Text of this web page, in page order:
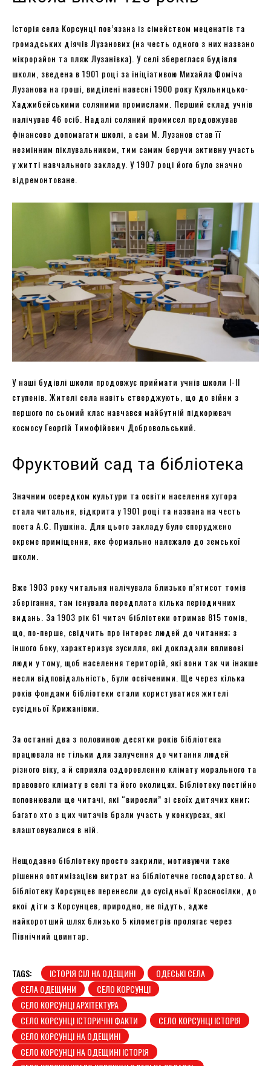
Історія села Корсунці пов’язана із сімейством меценатів та
громадських діячів Лузанових (на честь одного з них названо
мікрорайон та пляж Лузанівка). У селі збереглася будівля
школи, зведена в 1901 році за ініціативою Михайла Фоміча
Лузанова на гроші, виділені навесні 1900 року Куяльницько-
Хаджибейськими соляними промислами. Перший склад учнів
налічував 46 осіб. Надалі соляний промисел продовжував
фінансово допомагати школі, а сам М. Лузанов став її
незмінним піклувальником, тим самим беручи активну участь
у житті навчального закладу. У 1907 році його було значно
відремонтоване.
У наші будівлі школи продовжує приймати учнів школи I-II
ступенів. Жителі села навіть стверджують, що до війни з
першого по сьомий клас навчався майбутній підкорювач
космосу Георгій Тимофійович Добровольський.
Фруктовий сад та бібліотека
Значним осередком культури та освіти населення хутора
стала читальня, відкрита у 1901 році та названа на честь
поета А.С. Пушкіна. Для цього закладу було споруджено
окреме приміщення, яке формально належало до земської
школи.
Вже 1903 року читальня налічувала близько п’ятисот томів
зберігання, там існувала передплата кілька періодичних
видань. За 1903 рік 61 читач бібліотеки отримав 815 томів,
що, по-перше, свідчить про інтерес людей до читання; з
іншого боку, характеризує зусилля, які докладали впливові
люди у тому, щоб населення територій, які вони так чи інакше
несли відповідальність, були освіченими. Ще через кілька
років фондами бібліотеки стали користуватися жителі
сусідньої Крижанівки.
За останні два з половиною десятки років бібліотека
працювала не тільки для залучення до читання людей
різного віку, а й сприяла оздоровленню клімату морального та
правового клімату в селі та його околицях. Бібліотеку постійно
поповнювали ще читачі, які “виросли” зі своїх дитячих книг;
багато хто з цих читачів брали участь у конкурсах, які
влаштовувалися в ній.
Нещодавно бібліотеку просто закрили, мотивуючи таке
рішення оптимізацією витрат на бібліотечне господарство. А
бібліотеку Корсунцев перенесли до сусідньої Красносілки, до
якої діти з Корсунцев, природно, не підуть, адже
найкоротший шлях близько 5 кілометрів пролягає через
Північний цвинтар.
TAGS: ІСТОРІЯ СІЛ НА ОДЕЩИНІ
ОДЕСЬКІ СЕЛА
СЕЛА ОДЕЩИНИ
СЕЛО КОРСУНЦІ
СЕЛО КОРСУНЦІ АРХІТЕКТУРА
СЕЛО КОРСУНЦІ ІСТОРИЧНІ ФАКТИ
СЕЛО КОРСУНЦІ ІСТОРІЯ
СЕЛО КОРСУНЦІ НА ОДЕЩИНІ
СЕЛО КОРСУНЦІ НА ОДЕЩИНІ ІСТОРІЯ